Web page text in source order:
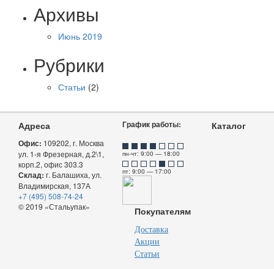
Архивы
Июнь 2019
Рубрики
Статьи (2)
Адреса
Офис: 109202, г. Москва
ул. 1-я Фрезерная, д.2\1,
корп.2, офис 303.3
Склад: г. Балашиха, ул.
Владимирская, 137А
+7 (495) 508-74-24
© 2019 «Стальупак»
График работы:
пн-чт: 9:00 — 18:00
пт: 9:00 — 17:00
Покупателям
Доставка
Акции
Статьи
Каталог